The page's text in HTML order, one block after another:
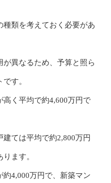
類を考えておく必要があ
異なるため、予算と照ら
す。
高く平均で約4,600万円で
ては平均で約2,800万円
ます。
4,000万円で、新築マン